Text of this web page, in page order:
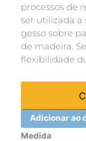
processos de
ser utilizada a
gesso sobre
de madeira.
flexibilidade
Adicionar ao
Medida
Folha